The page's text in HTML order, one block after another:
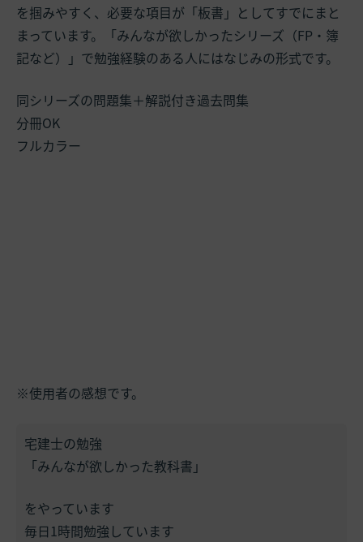
を掴みやすく、必要な項目が「板書」としてすでにまと
まっています。「みんなが欲しかったシリーズ（FP・簿
記など）」で勉強経験のある人にはなじみの形式です。
同シリーズの問題集＋解説付き過去問集
分冊OK
フルカラー
※使用者の感想です。
宅建士の勉強
「みんなが欲しかった教科書」
をやっています
毎日1時間勉強しています